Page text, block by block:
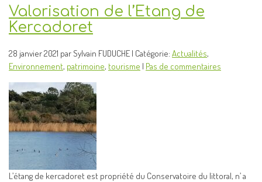
Valorisation de l’Etang de
Kercadoret
28 janvier 2021 par Sylvain FUDUCHE | Catégorie: Actualités,
Environnement, patrimoine, tourisme | Pas de commentaires
L’étang de kercadoret est propriété du Conservatoire du littoral, n’ a